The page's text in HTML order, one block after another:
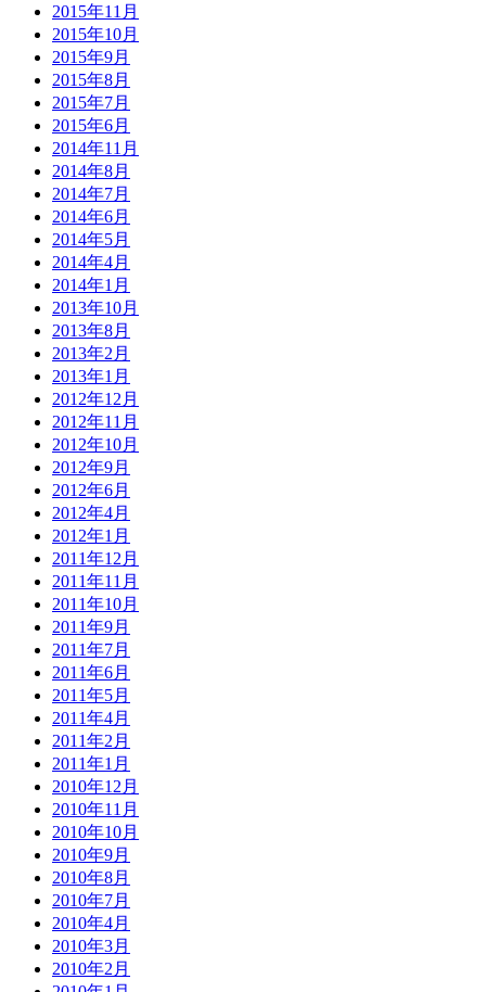
2015年11月
2015年10月
2015年9月
2015年8月
2015年7月
2015年6月
2014年11月
2014年8月
2014年7月
2014年6月
2014年5月
2014年4月
2014年1月
2013年10月
2013年8月
2013年2月
2013年1月
2012年12月
2012年11月
2012年10月
2012年9月
2012年6月
2012年4月
2012年1月
2011年12月
2011年11月
2011年10月
2011年9月
2011年7月
2011年6月
2011年5月
2011年4月
2011年2月
2011年1月
2010年12月
2010年11月
2010年10月
2010年9月
2010年8月
2010年7月
2010年4月
2010年3月
2010年2月